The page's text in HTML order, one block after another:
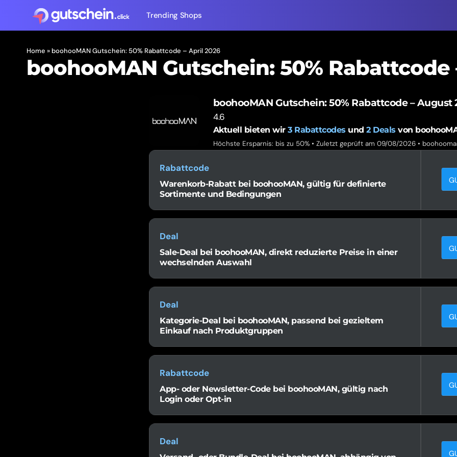
Trending Shops
boohooMAN Gutschein: 50% Rabattcode
Home »boohooMAN Gutschein: 50% Rabattcode – April 2026
boohooMAN Gutschein: 50% Rabattcode – August
4.6
Aktuell bieten wir 3Rabattcodes und 2Deals von
Höchste Ersparnis: bis zu 50% • Zuletzt geprüft am 09/08/2026 •
Rabattcode
Warenkorb-Rabatt bei boohooMAN, gültig für definierte
Sortimente und Bedingungen
Deal
Sale-Deal bei boohooMAN, direkt reduzierte Preise in einer
wechselnden Auswahl
Deal
Kategorie-Deal bei boohooMAN, passend bei gezieltem
Einkauf nach Produktgruppen
Rabattcode
App- oder Newsletter-Code bei boohooMAN, gültig nach
Login oder Opt-in
Deal